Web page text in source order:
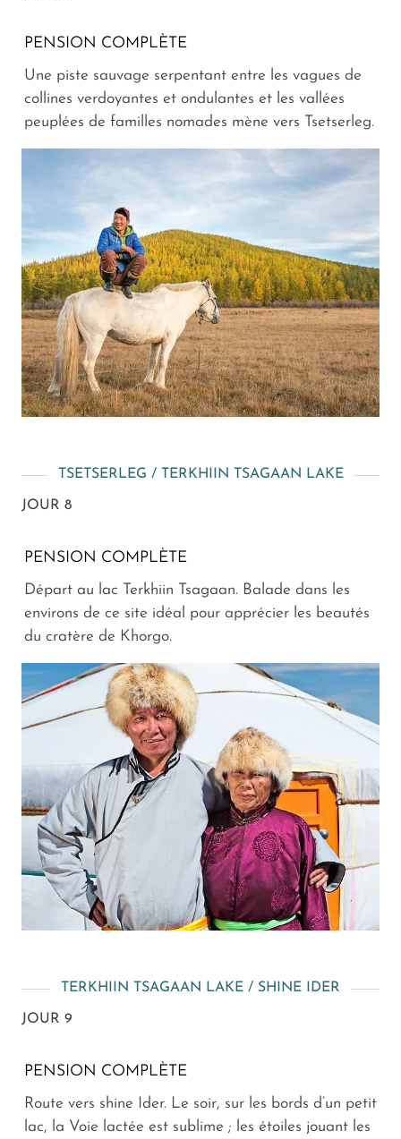
PENSION COMPLÈTE
Une piste sauvage serpentant entre les vagues de
collines verdoyantes et ondulantes et les vallées
peuplées de familles nomades mène vers Tsetserleg.
TSETSERLEG / TERKHIIN TSAGAAN LAKE
JOUR 8
PENSION COMPLÈTE
Départ au lac Terkhiin Tsagaan. Balade dans les
environs de ce site idéal pour apprécier les beautés
du cratère de Khorgo.
TERKHIIN TSAGAAN LAKE / SHINE IDER
JOUR 9
PENSION COMPLÈTE
Route vers shine Ider. Le soir, sur les bords d’un petit
lac, la Voie lactée est sublime ; les étoiles jouant les